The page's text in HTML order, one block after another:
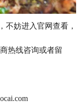
不妨进入官网查看，
热线咨询或者留